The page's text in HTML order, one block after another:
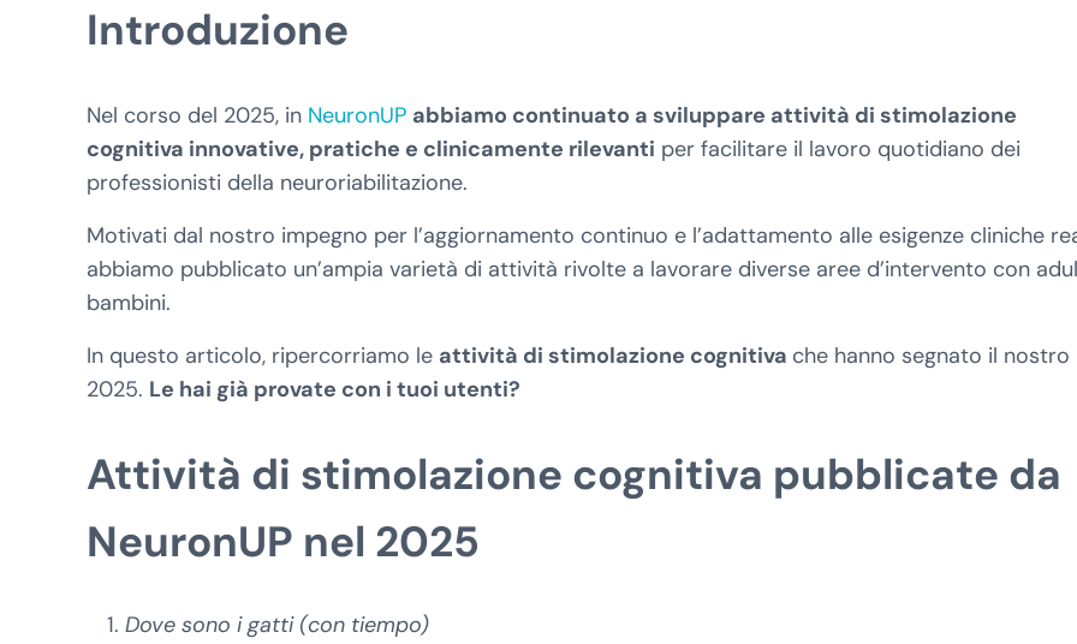
Introduzione
Nel corso del 2025, in NeuronUP abbiamo continuato a sviluppare attività di stimolazione
cognitiva innovative, pratiche e clinicamente rilevanti per facilitare il lavoro quotidiano dei
professionisti della neuroriabilitazione.
Motivati dal nostro impegno per l’aggiornamento continuo e l’adattamento alle esigenze cliniche
abbiamo pubblicato un’ampia varietà di attività rivolte a lavorare diverse aree d’intervento con
bambini.
In questo articolo, ripercorriamo le attività di stimolazione cognitiva che hanno segnato il nostro
2025. Le hai già provate con i tuoi utenti?
Attività di stimolazione cognitiva pubblicate da
NeuronUP nel 2025
Dove sono i gatti (con tiempo)